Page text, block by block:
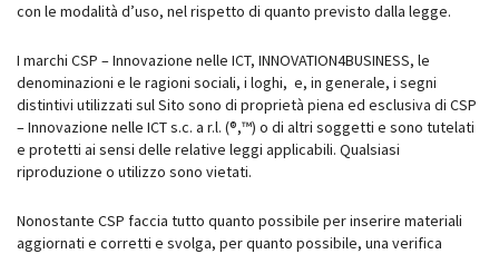
con le modalità d’uso, nel rispetto di quanto previsto dalla legge.
I marchi CSP – Innovazione nelle ICT, INNOVATION4BUSINESS, le
denominazioni e le ragioni sociali, i loghi, e, in generale, i segni
distintivi utilizzati sul Sito sono di proprietà piena ed esclusiva di CSP
– Innovazione nelle ICT s.c. a r.l. (®,™) o di altri soggetti e sono tutelati
e protetti ai sensi delle relative leggi applicabili. Qualsiasi
riproduzione o utilizzo sono vietati.
Nonostante CSP faccia tutto quanto possibile per inserire materiali
aggiornati e corretti e svolga, per quanto possibile, una verifica